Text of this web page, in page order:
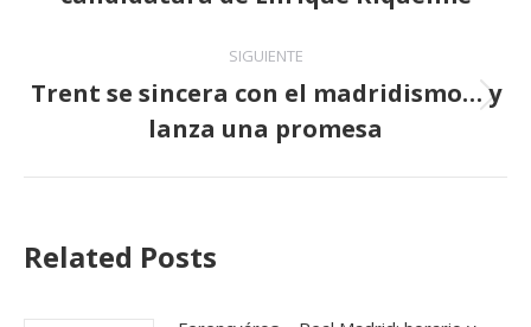
anterior:
SIGUIENTE
Publicación
siguiente:
Trent se sincera con el madridismo… y
lanza una promesa
Related Posts